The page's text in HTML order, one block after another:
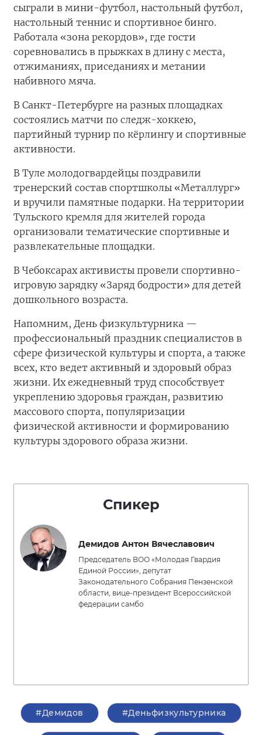
сыграли в мини-футбол, настольный футбол,
настольный теннис и спортивное бинго.
Работала «зона рекордов», где гости
соревновались в прыжках в длину с места,
отжиманиях, приседаниях и метании
набивного мяча.
В Санкт-Петербурге на разных площадках
состоялись матчи по следж-хоккею,
партийный турнир по кёрлингу и спортивные
активности.
В Туле молодогвардейцы поздравили
тренерский состав спортшколы «Металлург»
и вручили памятные подарки. На территории
Тульского кремля для жителей города
организовали тематические спортивные и
развлекательные площадки.
В Чебоксарах активисты провели спортивно-
игровую зарядку «Заряд бодрости» для детей
дошкольного возраста.
Напомним, День физкультурника —
профессиональный праздник специалистов в
сфере физической культуры и спорта, а также
всех, кто ведет активный и здоровый образ
жизни. Их ежедневный труд способствует
укреплению здоровья граждан, развитию
массового спорта, популяризации
физической активности и формированию
культуры здорового образа жизни.
Спикер
Демидов Антон Вячеславович
Председатель ВОО «Молодая Гвардия
Единой России», депутат
Законодательного Собрания Пензенской
области, вице-президент Всероссийской
федерации самбо
#Демидов #Деньфизкультурника